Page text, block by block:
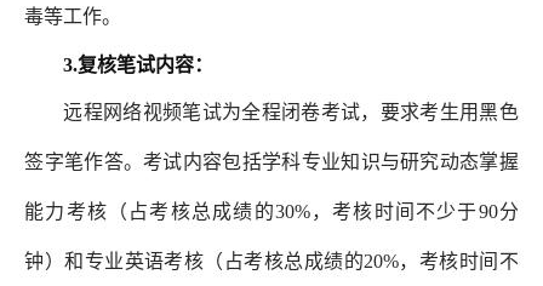
毒等工作。
3.复核笔试内容：
远程网络视频笔试为全程闭卷考试，要求考生用黑色
签字笔作答。考试内容包括学科专业知识与研究动态掌握
能力考核（占考核总成绩的30%，考核时间不少于90分
钟）和专业英语考核（占考核总成绩的20%，考核时间不